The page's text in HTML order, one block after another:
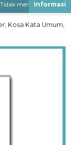
menjual buku
Kosa Kata Umum,